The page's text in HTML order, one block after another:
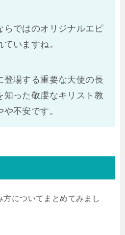
らではのオリジナルエピ
いますね。
登場する重要な天使の長
知った敬虔なキリスト教
不安です。
についてまとめてみまし